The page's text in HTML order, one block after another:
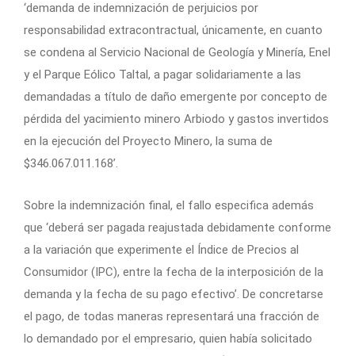
‘demanda de indemnización de perjuicios por
responsabilidad extracontractual, únicamente, en cuanto
se condena al Servicio Nacional de Geología y Minería, Enel
y el Parque Eólico Taltal, a pagar solidariamente a las
demandadas a título de daño emergente por concepto de
pérdida del yacimiento minero Arbiodo y gastos invertidos
en la ejecución del Proyecto Minero, la suma de
$346.067.011.168’.
Sobre la indemnización final, el fallo especifica además
que ‘deberá ser pagada reajustada debidamente conforme
a la variación que experimente el Índice de Precios al
Consumidor (IPC), entre la fecha de la interposición de la
demanda y la fecha de su pago efectivo’. De concretarse
el pago, de todas maneras representará una fracción de
lo demandado por el empresario, quien había solicitado